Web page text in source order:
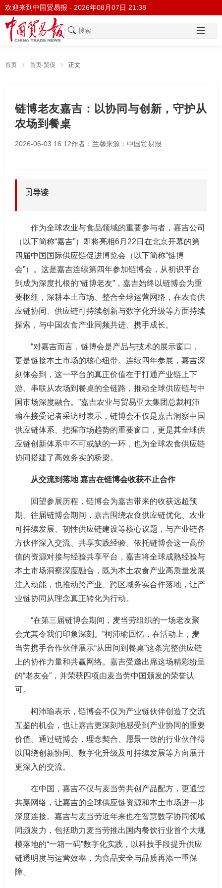
欢迎来到中国贸易报 - 2026年08月07日 21:38
首页 首页-贸促 正文
链博老友嘉吉：以协同与创新，守护从
农场到餐桌
2026-06-03 16:12作者：兰馨来源：中国贸易报
导读
作为全球农业与食品领域的重要参与者，嘉吉公司
（以下简称“嘉吉”）即将亮相6月22日在北京开幕的第
四届中国国际供应链促进博览会（以下简称“链博
会”）。这是嘉吉连续第四年参加链博会，从初识平台
到成为深度扎根的“链博老友”，嘉吉始终以链博会为重
要枢纽，深耕本土市场、整合全球运营网络，在农食供
应链协同、供应链可持续创新与数字化升级等方面持续
探索，与中国农食产业同频共进、携手成长。
“对嘉吉而言，链博会是产品与技术的展示窗口，
更是链接本土市场的核心纽带。连续四年参展，嘉吉深
刻体会到，这一平台的真正价值在于打通产业链上下
游、串联从农场到餐桌的全链路，推动全球供应链与中
国市场深度融合。”嘉吉农业与贸易亚太集团总裁柯沛
瑜在接受记者采访时表示，链博会不仅是嘉吉洞察中国
供应链体系、把握市场趋势的重要窗口，更是其全球供
应链创新体系中不可或缺的一环，也为全球农食供应链
协同搭建了高效务实的桥梁。
从交流到落地 嘉吉在链博会收获不止合作
回望参展历程，链博会为嘉吉带来的收获远超预
期。往届链博会期间，嘉吉围绕农食供应链优化、农业
可持续发展、韧性供应链建设等核心议题，与产业链各
方伙伴深入交流、共享实践经验。依托链博会这一高价
值的资源对接与经验共享平台，嘉吉将全球成熟经验与
本土市场洞察深度融合，既为本土农食产业高质量发展
注入动能，也推动跨产业、跨区域务实合作落地，让产
业链协同从理念真正转化为行动。
“在第三届链博会期间，麦当劳组织的一场老友聚
会尤其令我们印象深刻。”柯沛瑜回忆，在活动上，麦
当劳携手合作伙伴展示“从田间到餐桌”这条完整供应链
上的协作力量和共赢网络。嘉吉受邀出席这场精彩纷呈
的“老友会”，并荣获四项由麦当劳中国颁发的荣誉认
可。
柯沛瑜表示，链博会不仅为产业链伙伴创造了交流
互鉴的机会，也让嘉吉更深刻地感受到产业协同的重要
价值。通过链博会，理念契合、愿景一致的行业伙伴得
以围绕创新协同、数字化升级及可持续发展等方向展开
更深入的交流。
在中国，嘉吉不仅与麦当劳共创产品配方，更通过
共赢网络，让嘉吉的全球供应链资源和本土市场进一步
深度连接。嘉吉与麦当劳近年来也在智慧数字协同领域
同频发力，包括助力麦当劳推出国内餐饮行业首个大规
模落地的“一箱一码”数字化实践，以科技手段提升供应
链透明度与运营效率，为食品安全与品质再添一重保
障。